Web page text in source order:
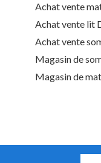
Achat vente
Achat vente lit
Achat vente
Magasin de
Magasin de